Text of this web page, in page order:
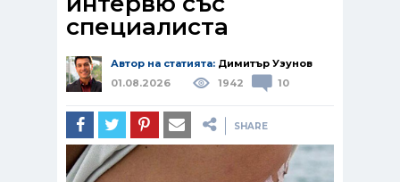
специалиста
Автор на статията: Димитър Узунов
01.08.2026
1942 10
SHARE